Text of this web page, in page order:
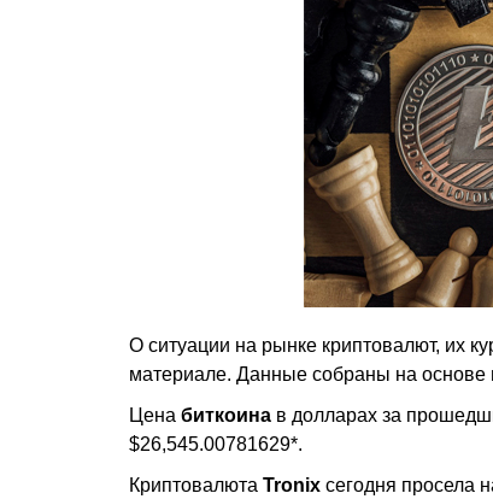
О ситуации на рынке криптовалют, их
материале. Данные собраны на
Цена биткоина в долларах за
$26,545.00781629*.
Криптовалюта Tronix сегодня просела